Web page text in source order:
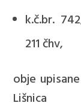
k.č.br.
211 čhv,
obje
Lišnica